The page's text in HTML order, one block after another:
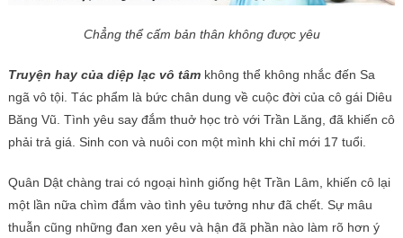
Chẳng thể cấm bản thân không được yêu
Truyện hay của diệp lạc vô tâm không thể không nhắc đến Sa
ngã vô tội. Tác phẩm là bức chân dung về cuộc đời của cô gái Diêu
Băng Vũ. Tình yêu say đắm thuở học trò với Trần Lăng, đã khiến cô
phải trả giá. Sinh con và nuôi con một mình khi chỉ mới 17 tuổi.
Quân Dật chàng trai có ngoại hình giống hệt Trần Lâm, khiến cô lại
một lần nữa chìm đắm vào tình yêu tưởng như đã chết. Sự mâu
thuẫn cũng những đan xen yêu và hận đã phần nào làm rõ hơn ý